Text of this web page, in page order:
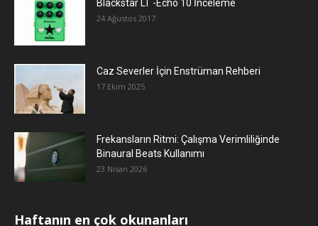
Blackstar LT -Echo 10 İnceleme
24 Ağustos 2017
Caz Severler İçin Enstrüman Rehberi
17 Ekim 2025
Frekansların Ritmi: Çalışma Verimliliğinde
Binaural Beats Kullanımı
23 Nisan 2026
Haftanın en çok okunanları